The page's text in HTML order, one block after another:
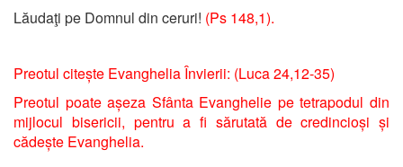
Lăudaţi pe Domnul din ceruri! (Ps 148,1).
Preotul citește Evanghelia Învierii: (Luca24,12-35)
Preotul poate așeza Sfânta Evanghelie pe tetrapodul din
mijlocul bisericii, pentru a fi sărutată de credincioși și
cădește Evanghelia.